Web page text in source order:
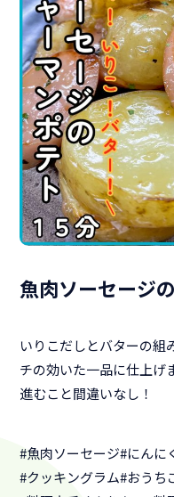
魚肉ソーセージ
いりこだしとバターの組
チの効いた一品に仕上げ
進むこと間違いなし！
#魚肉ソーセージ#にんに
#クッキングラム#おうち